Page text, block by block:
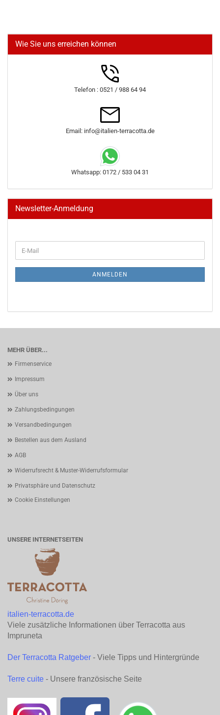
Wie Sie uns erreichen können
Telefon : 0521 / 988 64 94
Email: info@italien-terracotta.de
Whatsapp: 0172 / 533 04 31
Newsletter-Anmeldung
ZUR
E-
Mail
ANMELDEN
MEHR ÜBER...
Firmenservice
Impressum
Über uns
Zahlungsbedingungen
Versandbedingungen
Bestellen aus dem Ausland
AGB
Widerrufsrecht & Muster-Widerrufsformular
Privatsphäre und Datenschutz
Cookie Einstellungen
UNSERE INTERNETSEITEN
italien-terracotta.de
Viele zusätzliche Informationen über Terracotta aus
Impruneta
Der Terracotta Ratgeber - Viele Tipps und Hintergründe
Terre cuite - Unsere französische Seite